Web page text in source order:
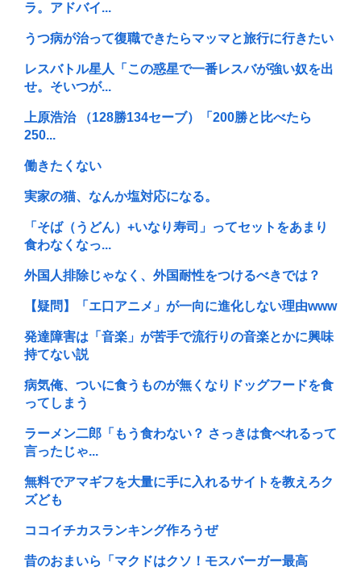
ラ。アドバイ...
うつ病が治って復職できたらマッマと旅行に行きたい
レスバトル星人「この惑星で一番レスバが強い奴を出
せ。そいつが...
上原浩治 （128勝134セーブ）「200勝と比べたら
250...
働きたくない
実家の猫、なんか塩対応になる。
「そば（うどん）+いなり寿司」ってセットをあまり
食わなくなっ...
外国人排除じゃなく、外国耐性をつけるべきでは？
【疑問】「エ口アニメ」が一向に進化しない理由www
発達障害は「音楽」が苦手で流行りの音楽とかに興味
持てない説
病気俺、ついに食うものが無くなりドッグフードを食
ってしまう
ラーメン二郎「もう食わない？ さっきは食べれるって
言ったじゃ...
無料でアマギフを大量に手に入れるサイトを教えろク
ズども
ココイチカスランキング作ろうぜ
昔のおまいら「マクドはクソ！モスバーガー最高